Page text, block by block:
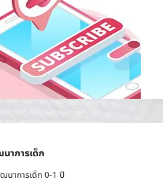
าการเด็ก
นาการเด็ก 0-1 ปี